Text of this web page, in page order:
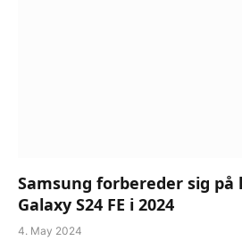
Samsung forbereder sig
Galaxy S24 FE i 2024
4. May 2024